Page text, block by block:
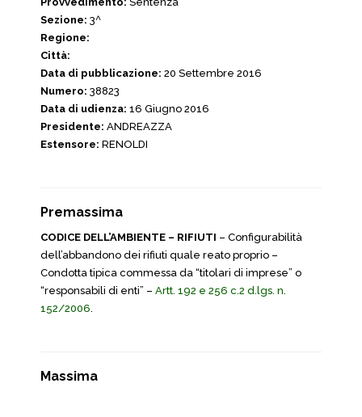
Sezione: 3^
Regione:
Città:
Data di pubblicazione: 20 Settembre 2016
Numero: 38823
Data di udienza: 16 Giugno 2016
Presidente: ANDREAZZA
Estensore: RENOLDI
Premassima
CODICE DELL’AMBIENTE – RIFIUTI – Configurabilità
dell’abbandono dei rifiuti quale reato proprio –
Condotta tipica commessa da “titolari di imprese” o
“responsabili di enti” – Artt. 192 e 256 c.2 d.lgs. n.
152/2006.
Massima